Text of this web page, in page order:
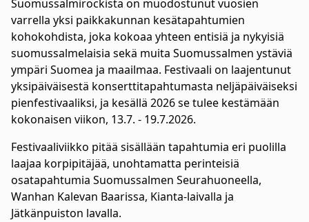
Suomussalmirockista on muodostunut vuosien
varrella yksi paikkakunnan kesätapahtumien
kohokohdista, joka kokoaa yhteen entisiä ja nykyisiä
suomussalmelaisia sekä muita Suomussalmen ystäviä
ympäri Suomea ja maailmaa. Festivaali on laajentunut
yksipäiväisestä konserttitapahtumasta neljäpäiväiseksi
pienfestivaaliksi, ja kesällä 2026 se tulee kestämään
kokonaisen viikon, 13.7. - 19.7.2026.
Festivaaliviikko pitää sisällään tapahtumia eri puolilla
laajaa korpipitäjää, unohtamatta perinteisiä
osatapahtumia Suomussalmen Seurahuoneella,
Wanhan Kalevan Baarissa, Kianta-laivalla ja
Jätkänpuiston lavalla.